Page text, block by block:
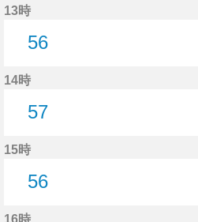
13時
56
14時
57
15時
56
16時